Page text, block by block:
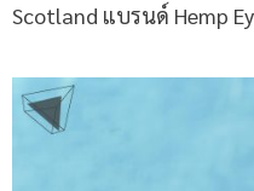
Scotland แบรนด์ Hemp